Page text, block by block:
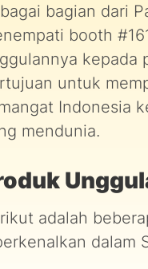
bagian dari
booth
kepada
untuk
Indonesia
mendunia.
adalah
dalam